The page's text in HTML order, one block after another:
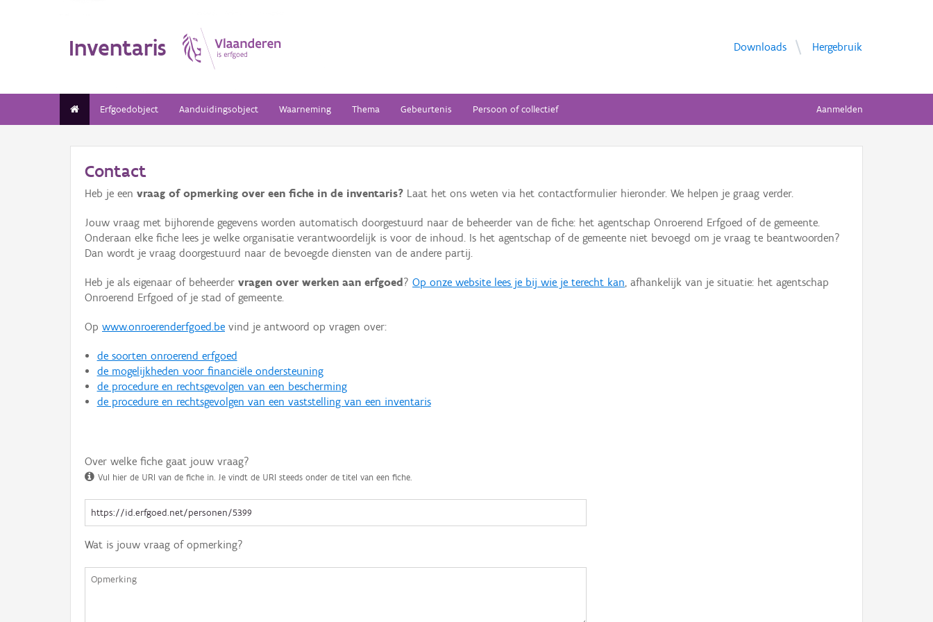
Inventaris Downloads Hergebruik
Erfgoedobject Aanduidingsobject Waarneming Thema Gebeurtenis Persoon of collectief Aanmelden
Contact
Heb je een vraag of opmerking over een fiche in de inventaris? Laat het ons weten via het contactformulier hieronder. We helpen je graag verder.
Jouw vraag met bijhorende gegevens worden automatisch doorgestuurd naar de beheerder van de fiche: het agentschap Onroerend Erfgoed of de gemeente.
Onderaan elke fiche lees je welke organisatie verantwoordelijk is voor de inhoud. Is het agentschap of de gemeente niet bevoegd om je vraag te beantwoorden?
Dan wordt je vraag doorgestuurd naar de bevoegde diensten van de andere partij.
Heb je als eigenaar of beheerder vragen over werken aan erfgoed ? Op onze website lees je bij wie je terecht kan, afhankelijk van je situatie: het agentschap
Onroerend Erfgoed of je stad of gemeente.
Op www.onroerenderfgoed.be vind je antwoord op vragen over:
de soorten onroerend erfgoed
de mogelijkheden voor financiële ondersteuning
de procedure en rechtsgevolgen van een bescherming
de procedure en rechtsgevolgen van een vaststelling van een inventaris
Over welke fiche gaat jouw vraag?
Vul hier de URI van de fiche in. Je vindt de URI steeds onder de titel van een fiche.
Wat is jouw vraag of opmerking?